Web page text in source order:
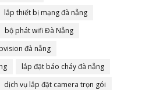
lắp thiết bị mạng đà nẵng
bộ phát wifi Đà Nẵng
đà nẵng
lắp đặt báo cháy đà nẵng
dịch vụ lắp đặt camera trọn gói